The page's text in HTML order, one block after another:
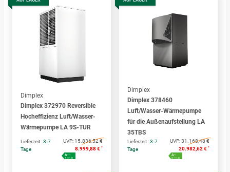
Dimplex
Dimplex 372970 Reversible
Hocheffizienz Luft/Wasser-
Wärmepumpe LA 9S-TUR
Lieferzeit :3-7
Tage
UVP:15.836,52 €
8.999,88 € *
A+++ - D
A+++
Dimplex
Dimplex 378460
Luft/Wasser-Wärmepumpe
für die Außenaufstellung LA
35TBS
Lieferzeit :3-7
Tage
UVP:31.168,48 €
20.982,62 € *
A+++ - D
A++